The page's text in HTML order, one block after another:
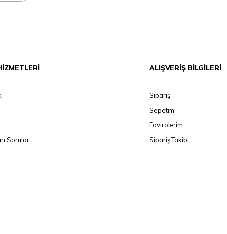
Sorular
ALIŞVERİŞ BİLGİLERİ
Sipariş
Sepetim
Favirolerim
Sipariş Takibi